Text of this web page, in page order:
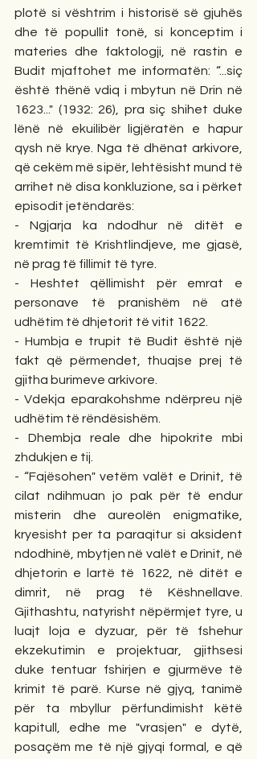
plotë si vështrim i historisë së gjuhës
dhe të popullit tonë, si konceptim i
materies dhe faktologji, në rastin e
Budit mjaftohet me informatën: “...siç
është thënë vdiq i mbytun në Drin në
1623..." (1932: 26), pra siç shihet duke
lënë në ekuilibër ligjëratën e hapur
qysh në krye. Nga të dhënat arkivore,
që cekëm më sipër, lehtësisht mund të
arrihet në disa konkluzione, sa i përket
episodit jetëndarës:
- Ngjarja ka ndodhur në ditët e
kremtimit të Krishtlindjeve, me gjasë,
në prag të fillimit të tyre.
- Heshtet qëllimisht për emrat e
personave të pranishëm në atë
udhëtim të dhjetorit të vitit 1622.
- Humbja e trupit të Budit është një
fakt që përmendet, thuajse prej të
gjitha burimeve arkivore.
- Vdekja eparakohshme ndërpreu një
udhëtim të rëndësishëm.
- Dhembja reale dhe hipokrite mbi
zhdukjen e tij.
- “Fajësohen" vetëm valët e Drinit, të
cilat ndihmuan jo pak për të endur
misterin dhe aureolën enigmatike,
kryesisht per ta paraqitur si aksident
ndodhinë, mbytjen në valët e Drinit, në
dhjetorin e lartë të 1622, në ditët e
dimrit, në prag të Këshnellave.
Gjithashtu, natyrisht nëpërmjet tyre, u
luajt loja e dyzuar, për të fshehur
ekzekutimin e projektuar, gjithsesi
duke tentuar fshirjen e gjurmëve të
krimit të parë. Kurse në gjyq, tanimë
për ta mbyllur përfundimisht këtë
kapitull, edhe me "vrasjen" e dytë,
posaçëm me të një gjyqi formal, e që